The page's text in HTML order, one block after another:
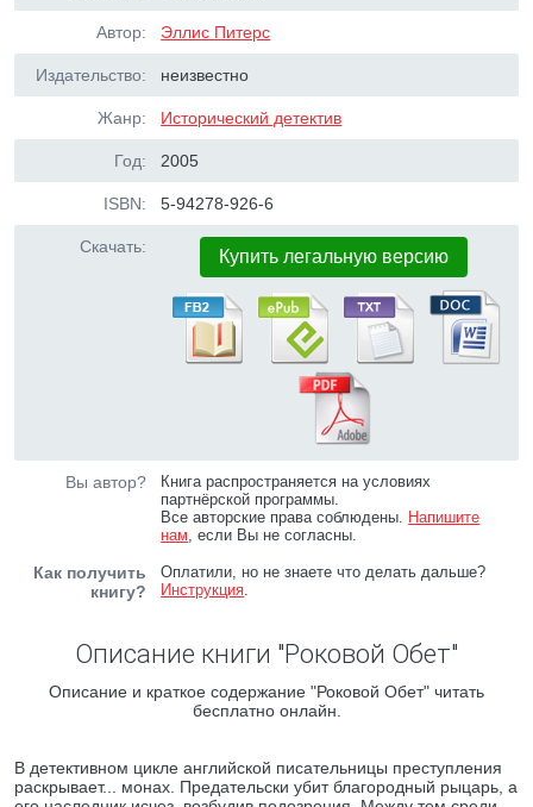
Автор: Эллис Питерс
Издательство: неизвестно
Жанр: Исторический детектив
Год: 2005
ISBN: 5-94278-926-6
Скачать: Купить легальную версию
Вы автор?
Книга распространяется на условиях
партнёрской программы.
Все авторские права соблюдены. Напишите
нам, если Вы не согласны.
Как получить
книгу?
Оплатили, но не знаете что делать дальше?
Инструкция.
Описание книги "Роковой Обет"
Описание и краткое содержание "Роковой Обет" читать
бесплатно онлайн.
В детективном цикле английской писательницы преступления
раскрывает... монах. Предательски убит благородный рыцарь, а